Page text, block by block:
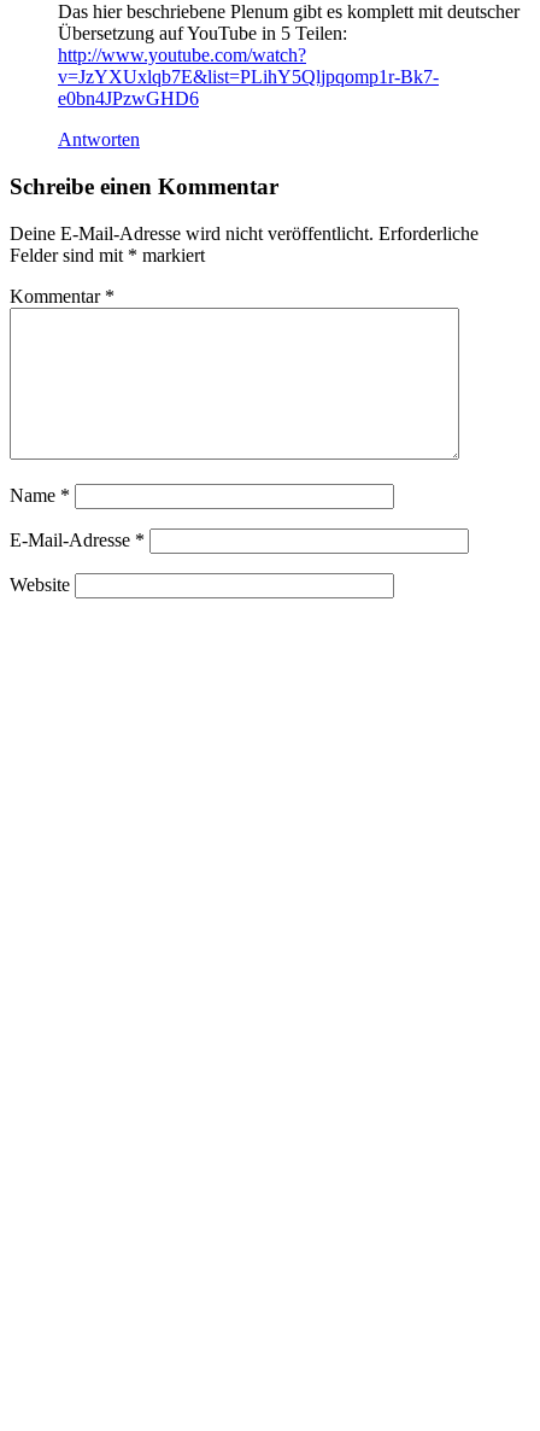
Das hier beschriebene Plenum gibt es komplett mit deutscher
Übersetzung auf YouTube in 5 Teilen:
http://www.youtube.com/watch?
v=JzYXUxlqb7E&list=PLihY5Qljpqomp1r-Bk7-
e0bn4JPzwGHD6
Antworten
Schreibe einen Kommentar
Deine E-Mail-Adresse wird nicht veröffentlicht. Erforderliche
Felder sind mit * markiert
Kommentar *
Name *
E-Mail-Adresse *
Website